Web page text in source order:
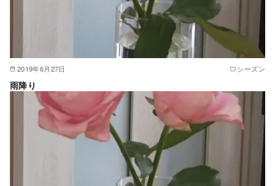
2019年6月27日 シーズン
雨降り